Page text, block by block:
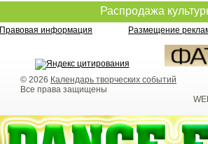
Распродажа
Правовая информация Размещение
© 2026 Календарь творческих событий
Все права защищены